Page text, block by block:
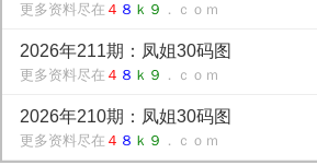
更多资料尽在 ４ ８ ｋ９ ．ｃｏｍ
2026年211期：凤姐30码图
更多资料尽在 ４ ８ ｋ９ ．ｃｏｍ
2026年210期：凤姐30码图
更多资料尽在 ４ ８ ｋ９ ．ｃｏｍ